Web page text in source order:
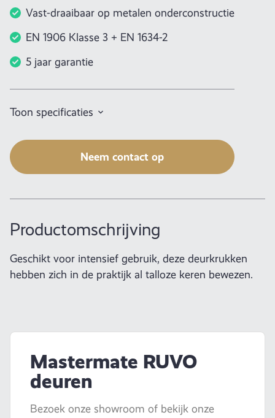
Vast-draaibaar op metalen onderconstructie
EN 1906 Klasse 3 + EN 1634-2
5 jaar garantie
Toon specificaties
Neem contact op
Productomschrijving
Geschikt voor intensief gebruik, deze deurkrukken
hebben zich in de praktijk al talloze keren bewezen.
Mastermate RUVO
deuren
Bezoek onze showroom of bekijk onze